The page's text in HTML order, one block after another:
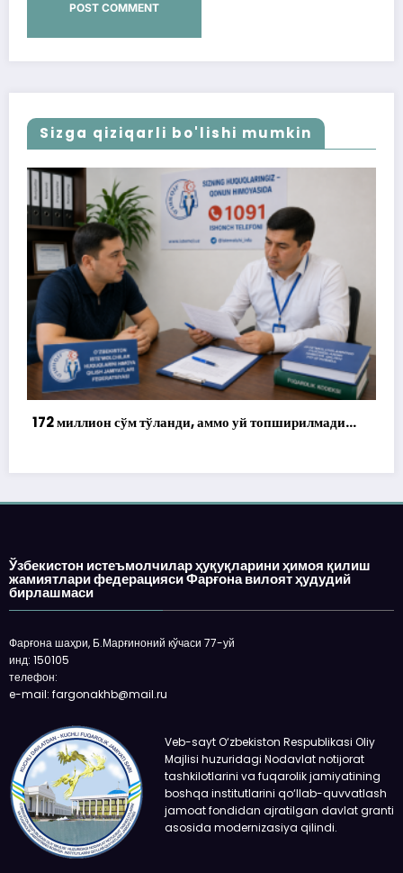
Sizga qiziqarli bo'lishi mumkin
харидор QR-код орқали ҳам тўлай олади